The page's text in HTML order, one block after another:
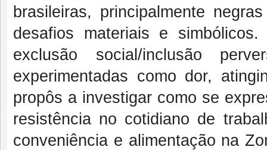
brasileiras, principalmente
desafios materiais e
exclusão social/inclusão
experimentadas como dor,
propôs a investigar como se
resistência no cotidiano de
conveniência e alimentação na